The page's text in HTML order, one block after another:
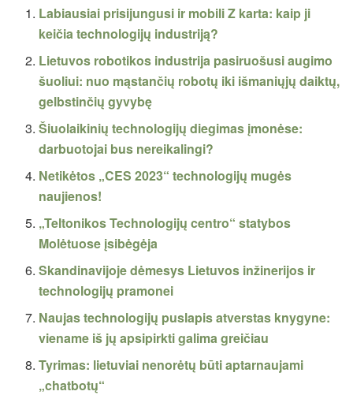
Labiausiai prisijungusi ir mobili Z karta: kaip ji
keičia technologijų industriją?
Lietuvos robotikos industrija pasiruošusi augimo
šuoliui: nuo mąstančių robotų iki išmaniųjų daiktų,
gelbstinčių gyvybę
Šiuolaikinių technologijų diegimas įmonėse:
darbuotojai bus nereikalingi?
Netikėtos „CES 2023“ technologijų mugės
naujienos!
„Teltonikos Technologijų centro“ statybos
Molėtuose įsibėgėja
Skandinavijoje dėmesys Lietuvos inžinerijos ir
technologijų pramonei
Naujas technologijų puslapis atverstas knygyne:
viename iš jų apsipirkti galima greičiau
Tyrimas: lietuviai nenorėtų būti aptarnaujami
„chatbotų“